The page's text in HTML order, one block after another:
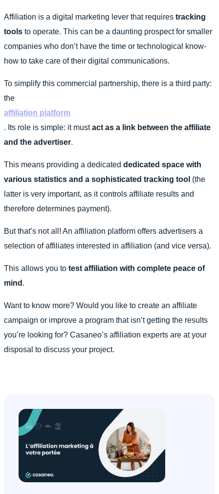
Affiliation is a digital marketing lever that requires tracking
tools to operate. This can be a daunting prospect for smaller
companies who don’t have the time or technological know-
how to take care of their digital communications.
To simplify this commercial partnership, there is a third party:
the
affiliation platform
. Its role is simple: it mustact as a link between the affiliate
and the advertiser.
This means providing a dedicated dedicated space with
various statistics and a sophisticated tracking tool (the
latter is very important, as it controls affiliate results and
therefore determines payment).
But that’s not all! An affiliation platform offers advertisers a
selection of affiliates interested in affiliation (and vice versa).
This allows you to test affiliation with complete peace of
mind .
Want to know more? Would you like to create an affiliate
campaign or improve a program that isn’t getting the results
you’re looking for? Casaneo’s affiliation experts are at your
disposal to discuss your project.